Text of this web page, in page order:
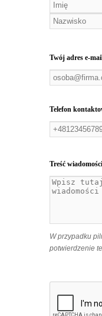
Twój adres e-
Telefon
Treść wiadomości
W przypadku
potwierdzenie